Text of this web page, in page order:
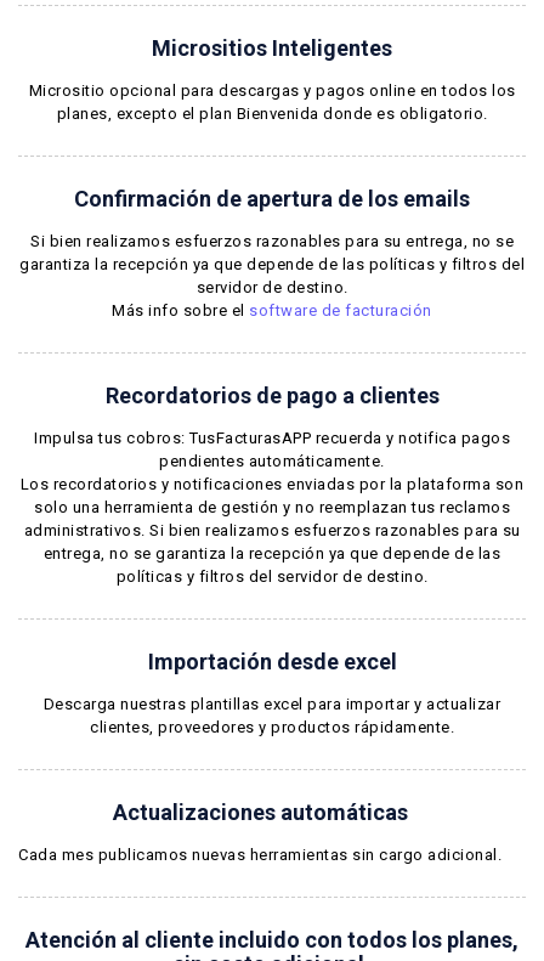
Micrositios Inteligentes
Micrositio opcional para descargas y pagos online en todos los
planes, excepto el plan Bienvenida donde es obligatorio.
Confirmación de apertura de los emails
Si bien realizamos esfuerzos razonables para su entrega, no se
garantiza la recepción ya que depende de las políticas y filtros del
servidor de destino.
Más info sobre el software de facturación
Recordatorios de pago a clientes
Impulsa tus cobros: TusFacturasAPP recuerda y notifica pagos
pendientes automáticamente.
Los recordatorios y notificaciones enviadas por la plataforma son
solo una herramienta de gestión y no reemplazan tus reclamos
administrativos. Si bien realizamos esfuerzos razonables para su
entrega, no se garantiza la recepción ya que depende de las
políticas y filtros del servidor de destino.
Importación desde excel
Descarga nuestras plantillas excel para importar y actualizar
clientes, proveedores y productos rápidamente.
Actualizaciones automáticas
Cada mes publicamos nuevas herramientas sin cargo adicional.
Atención al cliente incluido con todos los planes,